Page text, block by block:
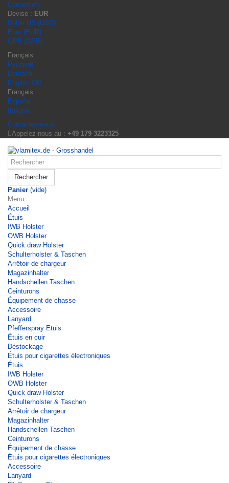
Connexion
Devise : EUR
Dollar US (USD)
Euro (EUR)
GPB (GPB)
Français
Русский
Deutsch
English GB
Français
Español
Italiano
Contactez-nous
Appelez-nous au : +49 179 3223325
Rechercher
Panier (vide)
Menu
Accueil
Étuis
IWB Holster
OWB Holster
Quick draw Holster
Schulterholster & Taschen
Arrêtoir de chargeur
Magazinhalter
Handschellen Taschen
Ceinturons
Équipement de chasse
Accessoire
Lanyard
Pfefferspray Etuis
Étuis en cuir
Déstockage
Étuis pour cigarettes électroniques
Étuis
IWB Holster
OWB Holster
Quick draw Holster
Schulterholster & Taschen
Arrêtoir de chargeur
Magazinhalter
Handschellen Taschen
Ceinturons
Équipement de chasse
Étuis pour cigarettes électroniques
Accessoire
Lanyard